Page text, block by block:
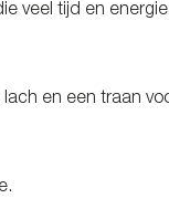
veel tijd en
en een traan